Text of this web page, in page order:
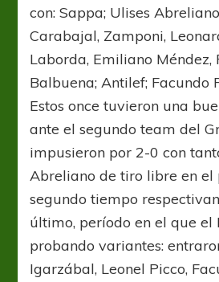
con: Sappa; Ulises
Carabajal, Zamponi,
Laborda, Emiliano Méndez,
Balbuena; Antilef; Facundo
Estos once tuvieron una
ante el segundo team del
impusieron por 2-0 con
Abreliano de tiro libre en
segundo tiempo
último, período en el que el
probando variantes:
Igarzábal, Leonel Picco,